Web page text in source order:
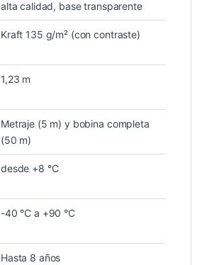
alta calidad, base transparente
Kraft 135 g/m² (con contraste)
1,23 m
Metraje (5 m) y bobina completa
(50 m)
desde +8 °C
-40 °C a +90 °C
Hasta 8 años